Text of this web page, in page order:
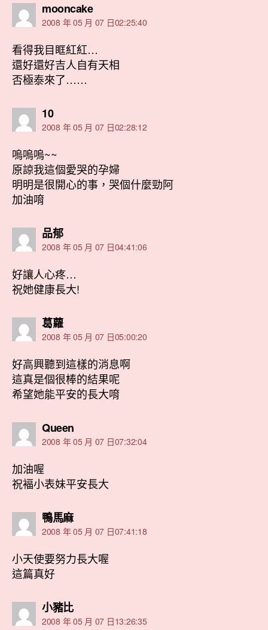
mooncake表
示:
2008 年 05 月 07 日02:25:40
看得我目眶紅紅…
還好還好吉人自有天相
否極泰來了……
10表
示:
2008 年 05 月 07 日02:28:12
嗚嗚嗚~~
原諒我這個愛哭的孕婦
明明是很開心的事，哭個什麼勁阿
加油唷
品郁表
示:
2008 年 05 月 07 日04:41:06
好讓人心疼…
祝她健康長大!
葛蘿表
示:
2008 年 05 月 07 日05:00:20
好高興聽到這樣的消息啊
這真是個很棒的結果呢
希望她能平安的長大唷
Queen表
示:
2008 年 05 月 07 日07:32:04
加油喔
祝褔小表妹平安長大
鴨馬麻表
示:
2008 年 05 月 07 日07:41:18
小天使要努力長大喔
這篇真好
小豬比表
示:
2008 年 05 月 07 日13:26:35